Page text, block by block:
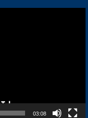
03:08